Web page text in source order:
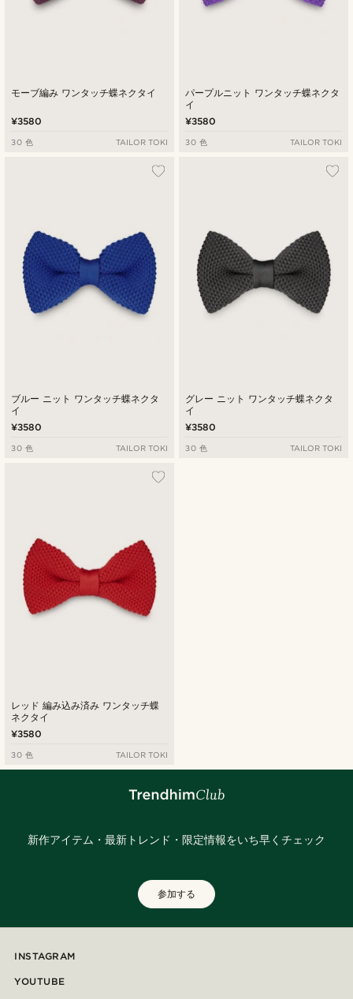
モーブ編み ワンタッチ蝶ネクタイ
¥3580
30 色 TAILOR TOKI
パープルニット ワンタッチ蝶ネクタ
イ
¥3580
30 色 TAILOR TOKI
ブルー ニット ワンタッチ蝶ネクタ
イ
¥3580
30 色 TAILOR TOKI
グレー ニット ワンタッチ蝶ネクタ
イ
¥3580
30 色 TAILOR TOKI
レッド 編み込み済み ワンタッチ蝶
ネクタイ
¥3580
30 色 TAILOR TOKI
新作アイテム・最新トレンド・限定情報をいち早くチェック
参加する
INSTAGRAM
YOUTUBE